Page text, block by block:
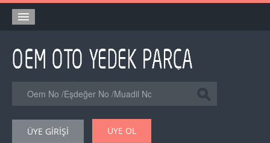
Orjinal Yedek Parça
Eşdeğer Muadil Yedek Parça
Şase Numarası VIN Yedekparça Sorgulama
ÜYE GİRİŞİ ÜYE OL